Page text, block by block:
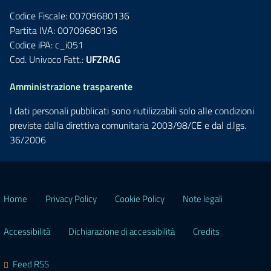
Codice Fiscale: 00709680136
Partita IVA: 00709680136
Codice iPA: c_i051
Cod. Univoco Fatt.: UFZRAG
Amministrazione trasparente
I dati personali pubblicati sono riutilizzabili solo alle condizioni
previste dalla direttiva comunitaria 2003/98/CE e dal d.lgs.
36/2006
Home Privacy Policy Cookie Policy Note legali
Accessibilità Dichiarazione di accessibilità Credits
Feed RSS